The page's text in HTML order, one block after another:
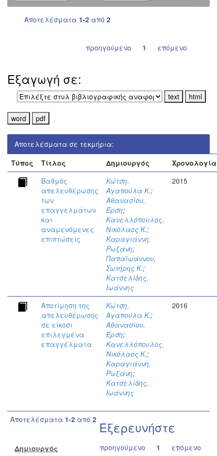
Αποτελέσματα 1-2 από 2
προηγούμενο 1 επόμενο
Εξαγωγή σε:
Αποτελέσματα σε τεκμήρια:
Τύπος
Τίτλος Δημιουργός
Χρονολογία
Βαθμός
απελευθέρωσης
των
επαγγελμάτων
και
αναμενόμενες
επιπτώσεις
Κώτση,
Αγαπούλα Κ.;
Αθανασίου,
Έρση;
Κανελλόπουλος,
Νικόλαος Κ.;
Καραγιάννη,
Ρωξάνη;
Παπαϊωάννου,
Σωτήρης Κ.;
Κατσελίδης,
Ιωάννης
2015
Αποτίμηση της
απελευθέρωσης
σε είκοσι
επιλεγμένα
επαγγέλματα
Κώτση,
Αγαπούλα Κ.;
Αθανασίου,
Έρση;
Κανελλόπουλος,
Νικόλαος Κ.;
Καραγιάννη,
Ρωξάνη;
Κατσελίδης,
Ιωάννης
2016
Αποτελέσματα 1-2 από 2
προηγούμενο 1 επόμενο
Εξερευνήστε
Δημιουργός